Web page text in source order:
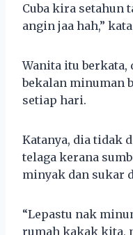
Cuba kira setahun
angin jaa hah,”
Wanita itu
bekalan minuman
setiap hari.
Katanya, dia tidak
telaga kerana
minyak dan sukar
“Lepastu nak
rumah kakak kita,